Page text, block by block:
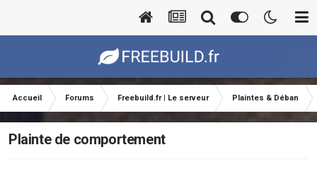
Accueil Forums Freebuild.fr | Le serveur Plaintes & Déban
Plainte de comportement